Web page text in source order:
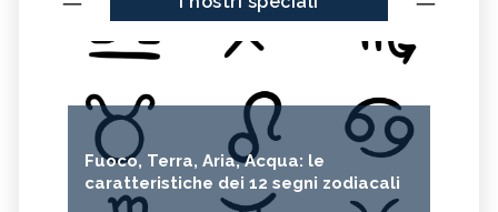
Fuoco, Terra, Aria, Acqua: le
caratteristiche dei 12 segni zodiacali